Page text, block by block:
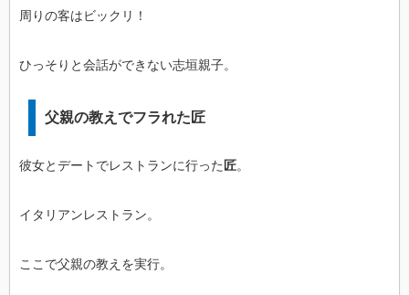
周りの客はビックリ！
ひっそりと会話ができない志垣親子。
父親の教えでフラれた匠
彼女とデートでレストランに行った 匠。
イタリアンレストラン。
ここで父親の教えを実行。